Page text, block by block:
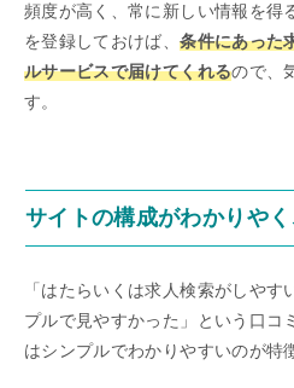
頻度が高く、常に新しい情報を得
を登録しておけば、条件にあった
ルサービスで届けてくれるので、
す。
サイトの構成がわかりや
「はたらいくは求人検索がしや
プルで見やすかった」という口コ
はシンプルでわかりやすいのが特